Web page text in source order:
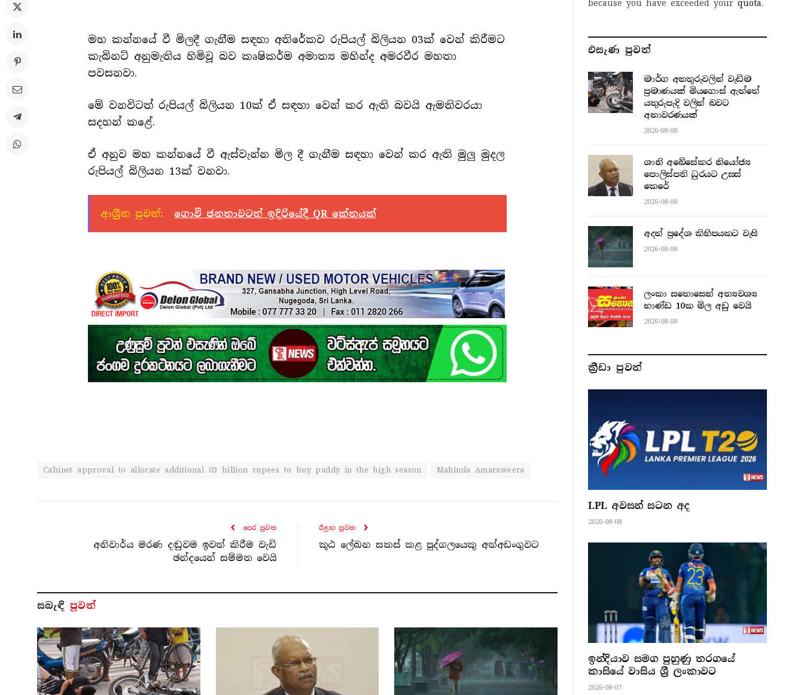
මහ කන්නයේ වී මිලදී ගැනීම සඳහා අතිරේකව රුපියල් බිලියන 03ක් වෙන් කිරීමට
කැබිනට් අනුමැතිය හිමිවූ බව කෘෂිකර්ම අමාත්‍ය මහින්ද අමරවීර මහතා
පවසනවා.
මේ වනවිටත් රුපියල් බිලියන 10ක් ඒ සඳහා වෙන් කර ඇති බවයි ඇමතිවරයා
සදහන් කළේ.
ඒ අනුව මහ කන්නයේ වී ඇස්වැන්න මිල දී ගැනීම සඳහා වෙන් කර ඇති මුලු මුදල
රුපියල් බිලියන 13ක් වනවා.
ආශ්‍රීත පුවත්: ගොවි ජනතාවටත් ඉදිරියේදී QR කේතයක්
Cabinet approval to allocate additional 03 billion rupees to buy paddy in the high season Mahinda Amaraweera
පෙර පුව​ත
අනිවාර්ය මරණ දඬුවම ඉවත් කිරීම වැඩි
ඡන්දයෙන් සම්මත වෙයි
ඊළඟ පුව​ත
කූඨ ලේඛන සකස් කළ පුද්ගලයෙකු අත්අඩංගුවට
සබැ​ඳි පුවත්
because you have exceeded your quota.
එසැණ පුව​ත්
මාර්ග අනතුරුවලින් වැඩිම
ප්‍රමාණයක් මියගොස් ඇත්තේ
යතුරුපැදි වලින් බවට
අනාවරණයක්
2026-08-08
ශානි අබේසේකර නියෝජ්‍ය
පොලිස්පති ධුරයට උසස්
කෙරේ
2026-08-08
අදත් ප්‍රදේශ කිහිපයකට වැසි
2026-08-08
ලංකා සතොසෙන් අත්‍යවශ්‍ය
භාණ්ඩ 10ක මිල අඩු වෙයි
2026-08-08
ක්‍රීඩා පුවත්
LPL අවසන් සටන අද
2026-08-08
ඉන්දියාව සමග පුහුණු තරගයේ
කාසියේ වාසිය ශ්‍රී ලංකාවට
2026-08-07